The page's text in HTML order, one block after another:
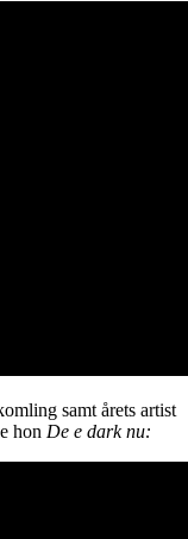
samt årets artist
hon De e dark nu: